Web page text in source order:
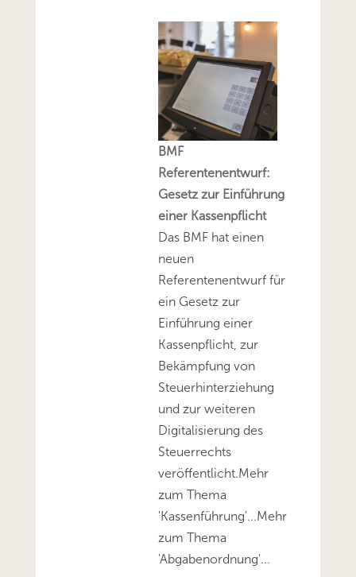
BMF
Referentenentwurf:
Gesetz zur Einführung
einer Kassenpflicht
Das BMF hat einen
neuen
Referentenentwurf für
ein Gesetz zur
Einführung einer
Kassenpflicht, zur
Bekämpfung von
Steuerhinterziehung
und zur weiteren
Digitalisierung des
Steuerrechts
veröffentlicht.Mehr
zum Thema
'Kassenführung'...Mehr
zum Thema
'Abgabenordnung'...